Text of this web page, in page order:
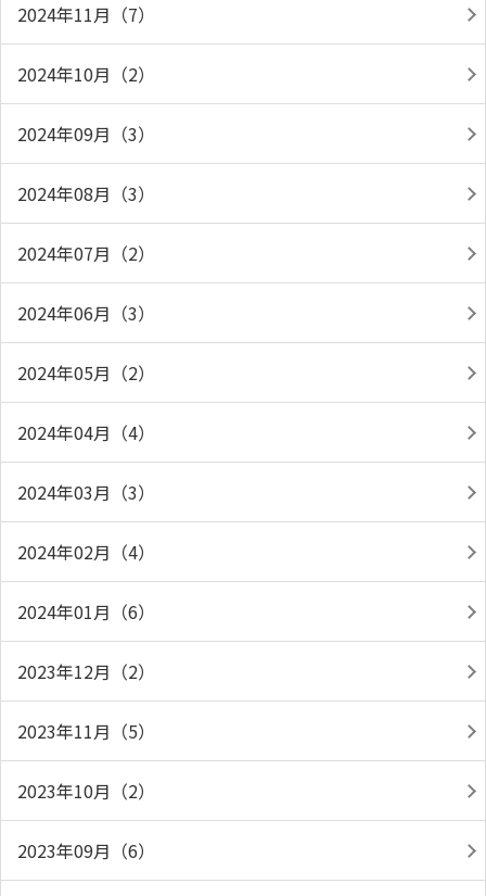
2024年11月（7）
2024年10月（2）
2024年09月（3）
2024年08月（3）
2024年07月（2）
2024年06月（3）
2024年05月（2）
2024年04月（4）
2024年03月（3）
2024年02月（4）
2024年01月（6）
2023年12月（2）
2023年11月（5）
2023年10月（2）
2023年09月（6）